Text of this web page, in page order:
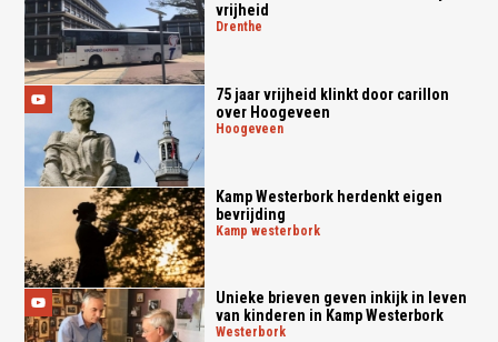
vrijheid
drenthe
75 jaar vrijheid klinkt door carillon
over Hoogeveen
hoogeveen
Kamp Westerbork herdenkt eigen
bevrijding
kamp westerbork
Unieke brieven geven inkijk in leven
van kinderen in Kamp Westerbork
westerbork